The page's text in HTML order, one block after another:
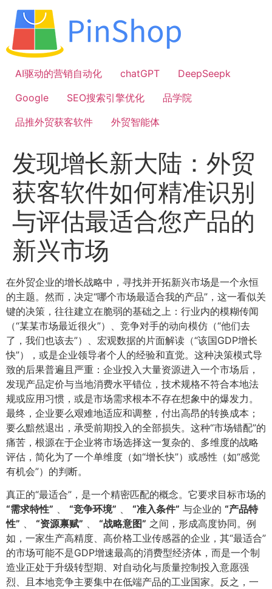
容
AI驱动的营销自动化
chatGPT
DeepSeepk
Google
SEO搜索引擎优化
品学院
品推外贸获客软件
外贸智能体
发现增长新大陆：外贸
获客软件如何精准识别
与评估最适合您产品的
新兴市场
在外贸企业的增长战略中，寻找并开拓新兴市场是一个永恒
的主题。然而，决定“哪个市场最适合我的产品”，这一看似关
键的决策，往往建立在脆弱的基础之上：行业内的模糊传闻
（“某某市场最近很火”）、竞争对手的动向模仿（“他们去
了，我们也该去”）、宏观数据的片面解读（“该国GDP增长
快”），或是企业领导者个人的经验和直觉。这种决策模式导
致的后果普遍且严重：企业投入大量资源进入一个市场后，
发现产品定价与当地消费水平错位，技术规格不符合本地法
规或应用习惯，或是市场需求根本不存在想象中的爆发力。
最终，企业要么艰难地适应和调整，付出高昂的转换成本；
要么黯然退出，承受前期投入的全部损失。这种“市场错配”的
痛苦，根源在于企业将市场选择这一复杂的、多维度的战略
评估，简化为了一个单维度（如“增长快”）或感性（如“感觉
有机会”）的判断。
真正的“最适合”，是一个精密匹配的概念。它要求目标市场的
​“需求特性”​ 、 ​“竞争环境”​ 、 ​“准入条件”​ 与企业的 ​“产品特
性”​ 、 ​“资源禀赋”​ 、 ​“战略意图”​ 之间，形成高度协同。例
如，一家生产高精度、高价格工业传感器的企业，其“最适合”
的市场可能不是GDP增速最高的消费型经济体，而是一个制
造业正处于升级转型期、对自动化与质量控制投入意愿强
烈、且本地竞争主要集中在低端产品的工业国家。反之，一